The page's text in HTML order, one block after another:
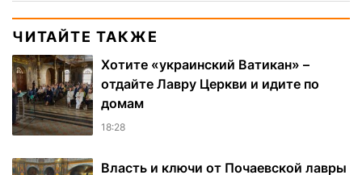
ЧИТАЙТЕ ТАКЖЕ
Хотите «украинский Ватикан» –
отдайте Лавру Церкви и идите по
домам
18:28
Власть и ключи от Почаевской лавры